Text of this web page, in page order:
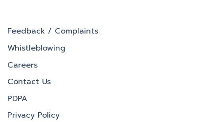
Feedback / Complaints
Whistleblowing
Careers
Contact Us
PDPA
Privacy Policy